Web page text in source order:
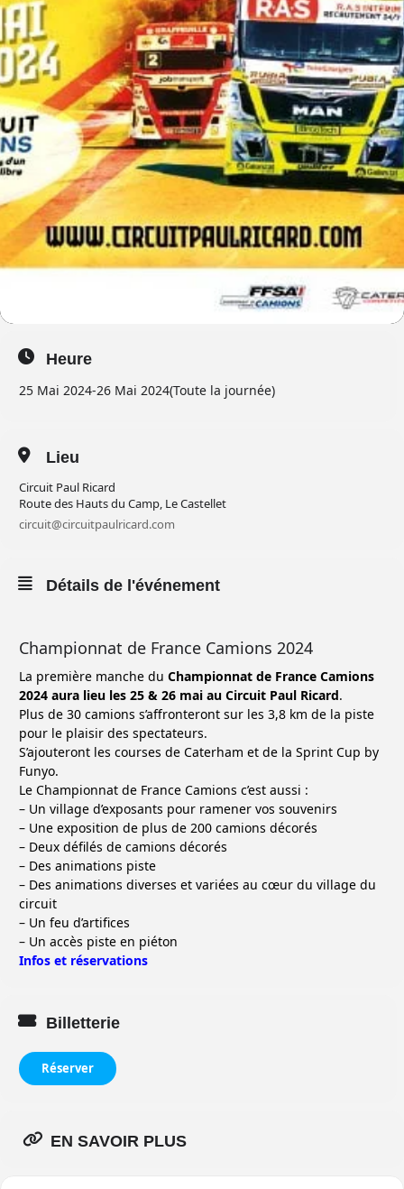
Heure
25 Mai 2024-26 Mai 2024(Toute la journée)
Lieu
Circuit Paul Ricard
Route des Hauts du Camp, Le Castellet
circuit@circuitpaulricard.com
Détails de l'événement
Championnat de France Camions 2024
La première manche du Championnat de France Camions
2024 aura lieu les 25 & 26 mai au Circuit Paul Ricard.
Plus de 30 camions s’affronteront sur les 3,8 km de la piste
pour le plaisir des spectateurs.
S’ajouteront les courses de Caterham et de la Sprint Cup by
Funyo.
Le Championnat de France Camions c’est aussi :
– Un village d’exposants pour ramener vos souvenirs
– Une exposition de plus de 200 camions décorés
– Deux défilés de camions décorés
– Des animations piste
– Des animations diverses et variées au cœur du village du
circuit
– Un feu d’artifices
– Un accès piste en piéton
Infos et réservations
Billetterie
Réserver
EN SAVOIR PLUS